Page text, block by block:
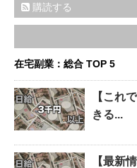
購読する
在宅副業：総合 TOP 5
【これ
きる...
【最新